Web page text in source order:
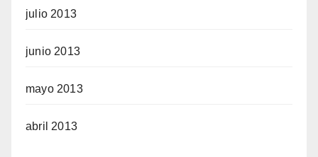
julio 2013
junio 2013
mayo 2013
abril 2013